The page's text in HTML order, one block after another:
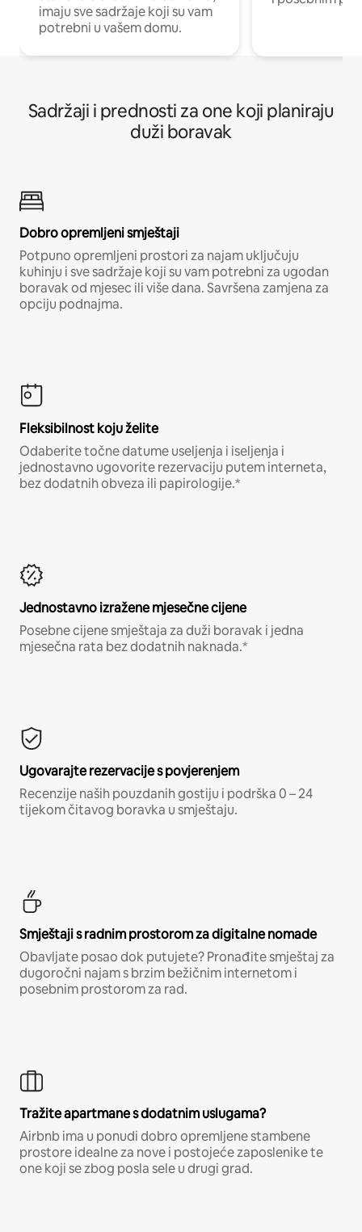
imaju sve sadržaje koji su vam
potrebni u vašem domu.
Sadržaji i prednosti za one koji planiraju
duži boravak
Dobro opremljeni smještaji
Potpuno opremljeni prostori za najam uključuju
kuhinju i sve sadržaje koji su vam potrebni za ugodan
boravak od mjesec ili više dana. Savršena zamjena za
opciju podnajma.
Fleksibilnost koju želite
Odaberite točne datume useljenja i iseljenja i
jednostavno ugovorite rezervaciju putem interneta,
bez dodatnih obveza ili papirologije.*
Jednostavno izražene mjesečne cijene
Posebne cijene smještaja za duži boravak i jedna
mjesečna rata bez dodatnih naknada.*
Ugovarajte rezervacije s povjerenjem
Recenzije naših pouzdanih gostiju i podrška 0 – 24
tijekom čitavog boravka u smještaju.
Smještaji s radnim prostorom za digitalne nomade
Obavljate posao dok putujete? Pronađite smještaj za
dugoročni najam s brzim bežičnim internetom i
posebnim prostorom za rad.
Tražite apartmane s dodatnim uslugama?
Airbnb ima u ponudi dobro opremljene stambene
prostore idealne za nove i postojeće zaposlenike te
one koji se zbog posla sele u drugi grad.